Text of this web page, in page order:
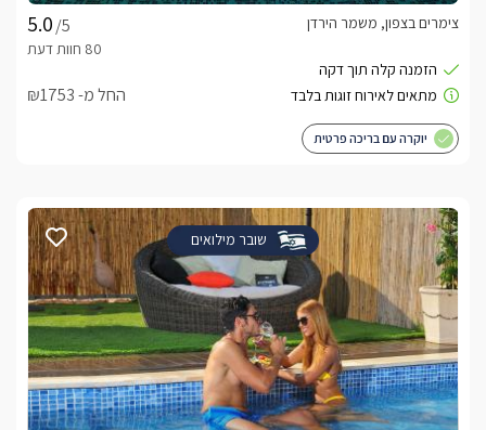
/5
צימרים בצפון, משמר הירדן
החל מ- ₪1753
יוקרה עם בריכה פרטית
שובר מילואים